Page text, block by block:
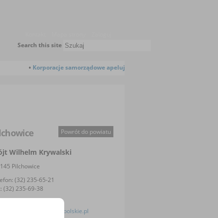
Search this site
Korporacje samorządowe apelują do Prezydenta RP o
Powrót do powiatu
Wilhelm Krywalski
Pilchowice
(32) 235-65-21
(32) 235-69-38